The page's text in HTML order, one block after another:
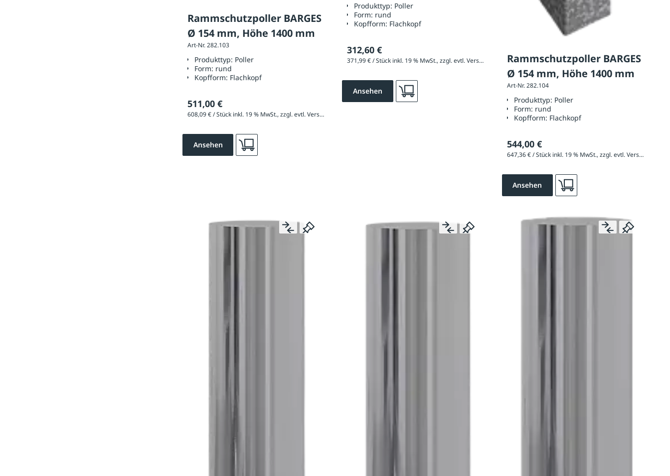
Rammschutzpoller BARGES
Ø 154 mm, Höhe 1400 mm
Art-Nr. 282.103
Produkttyp: Poller
Form: rund
Kopfform: Flachkopf
511,00 €
608,09 € / Stück inkl. 19 % MwSt., zzgl. evtl. Versandkosten
Ansehen
Produkttyp: Poller
Form: rund
Kopfform: Flachkopf
312,60 €
371,99 € / Stück inkl. 19 % MwSt., zzgl. evtl. Versandkosten
Ansehen
Rammschutzpoller BARGES
Ø 154 mm, Höhe 1400 mm
Art-Nr. 282.104
Produkttyp: Poller
Form: rund
Kopfform: Flachkopf
544,00 €
647,36 € / Stück inkl. 19 % MwSt., zzgl. evtl. Versandkosten
Ansehen